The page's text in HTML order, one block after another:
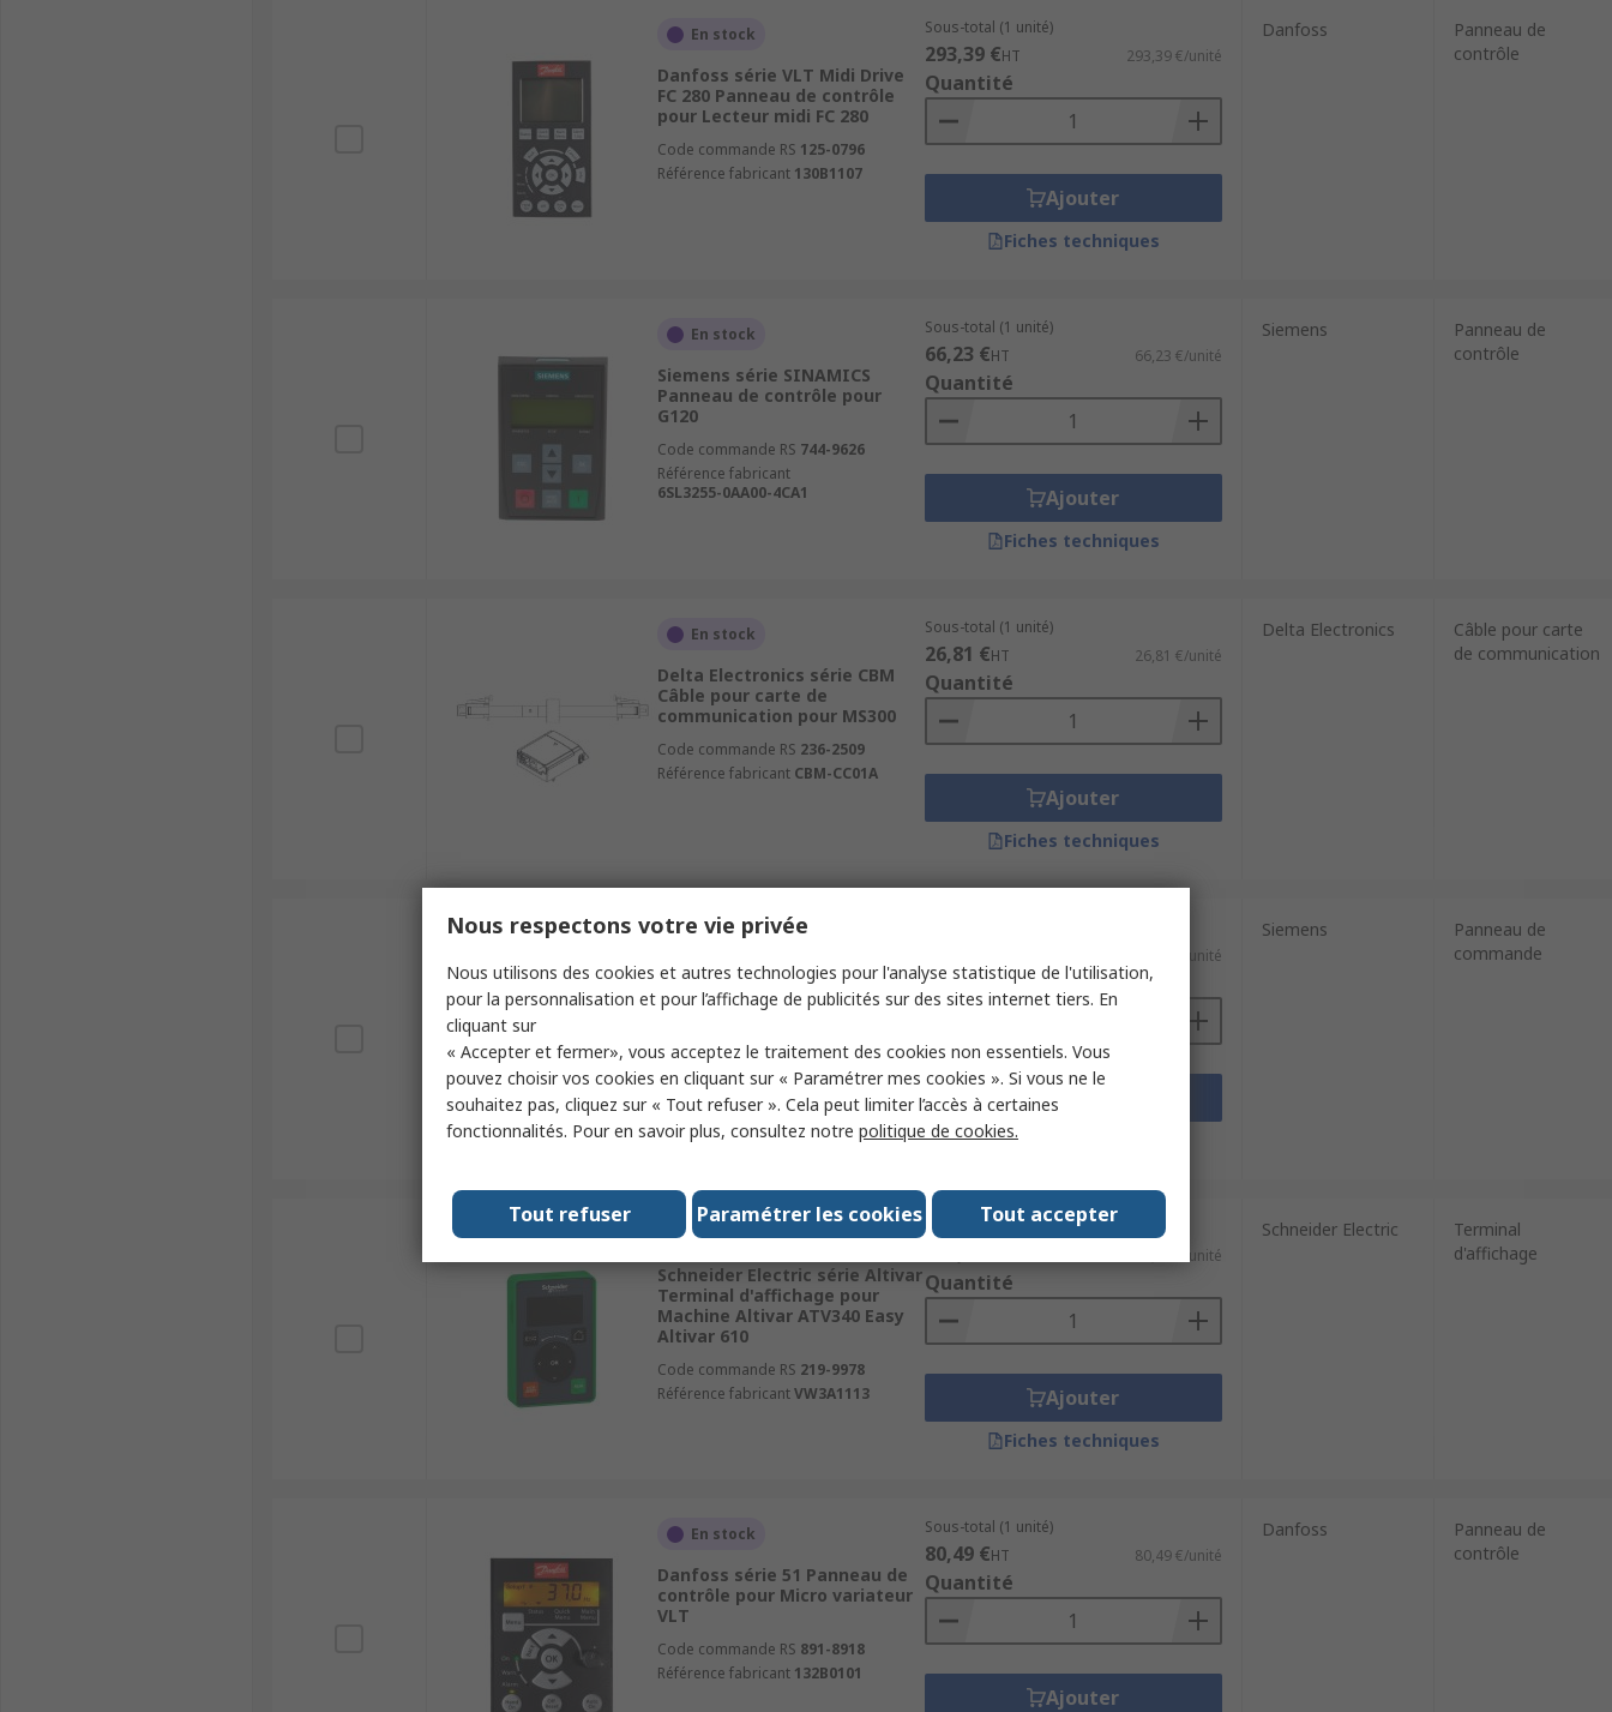
En stock
Danfoss série VLT Midi Drive
FC 280 Panneau de contrôle
pour Lecteur midi FC 280
Code commande RS 125-0796
Référence fabricant 130B1107
Sous-total (1 unité)
293,39 €HT 293,39 €/unité
Quantité
Ajouter
Fiches techniques
Danfoss
Panneau de
contrôle
En stock
Siemens série SINAMICS
Panneau de contrôle pour
G120
Code commande RS 744-9626
Référence fabricant
6SL3255-0AA00-4CA1
Sous-total (1 unité)
66,23 €HT 66,23 €/unité
Quantité
Ajouter
Fiches techniques
Siemens
Panneau de
contrôle
En stock
Delta Electronics série CBM
Câble pour carte de
communication pour MS300
Code commande RS 236-2509
Référence fabricant CBM-CC01A
Sous-total (1 unité)
26,81 €HT 26,81 €/unité
Quantité
Ajouter
Fiches techniques
Delta Electronics
Câble pour carte
de communication
En stock
Siemens série 6SL3055
Panneau de commande pour
Unité de commande Sinamics
Code commande RS203-3346
Référence fabricant
6SL3055-0AA00-4BA0
59,40 €/unité
Quantité
Ajouter
Fiches techniques
Siemens
Panneau de
commande
En stock
Schneider Electric série Altivar
Terminal d'affichage pour
Machine Altivar ATV340 Easy
Altivar 610
Code commande RS 219-9978
Référence fabricantVW3A1113
Sous-total (1 unité)
138,72 €/unité
Quantité
Ajouter
Fiches techniques
Schneider Electric
Terminal
d'affichage
En stock
Danfoss série 51 Panneau de
contrôle pour Micro variateur
VLT
Code commande RS 891-8918
Référence fabricant 132B0101
Sous-total (1 unité)
80,49 €HT 80,49 €/unité
Quantité
Ajouter
Danfoss
Panneau de
contrôle
Nous respectons votre vie privée
Nous utilisons des cookies et autres technologies pour l'analyse statistique de l'utilisation,
pour la personnalisation et pour l’affichage de publicités sur des sites internet tiers. En
cliquant sur
« Accepter et fermer», vous acceptez le traitement des cookies non essentiels. Vous
pouvez choisir vos cookies en cliquant sur « Paramétrer mes cookies ». Si vous ne le
souhaitez pas, cliquez sur « Tout refuser ». Cela peut limiter l’accès à certaines
fonctionnalités. Pour en savoir plus, consultez notre politique de cookies.
Tout accepter
Paramétrer les cookies
Tout refuser